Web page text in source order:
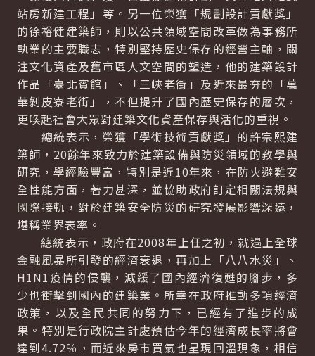
站房新建工程」等。另一位榮獲「規劃設計貢獻獎」
的徐裕健建築師，則以公共領域空間改革做為事務所
執業的主要職志，特別堅持歷史保存的經營主軸，關
注文化資產及舊市區人文空間的塑造，他的建築設計
作品「臺北賓館」、「三峽老街」及近來最夯的「萬
華剝皮寮老街」，不但提升了國內歷史保存的層次，
更喚起社會大眾對建築文化資產保存與活化的重視。
總統表示，榮獲「學術技術貢獻獎」的許宗熙建
築師，20餘年來致力於建築設備與防災領域的教學與
研究，學經驗豐富，特別是近10年來，在防火避難安
全性能方面，著力甚深，並協助政府訂定相關法規與
國際接軌，對於建築安全防災的研究發展影響深遠，
堪稱業界表率。
總統表示，政府在2008年上任之初，就遇上全球
金融風暴所引發的經濟衰退，再加上「八八水災」、
H1N1疫情的侵襲，減緩了國內經濟復甦的腳步，多
少也衝擊到國內的建築業。所幸在政府推動多項經濟
政策，以及全民共同的努力下，已經有了進步的成
果。特別是行政院主計處預估今年的經濟成長率將會
達到4.72％，而近來房市買氣也呈現回溫現象，相信